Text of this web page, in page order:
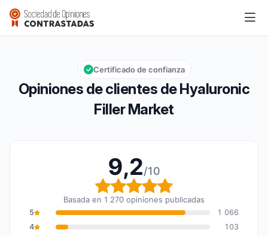
Hyaluronic Filler Market
Calificación global: 9,2 de 10
9,2/10
Opiniones de clientes de Hyaluronic
Filler Market
Certificado de confianza
9,2/10
Calificación global: 9,2
Basada en 1 270 opiniones publicadas
5
1 066
4
103